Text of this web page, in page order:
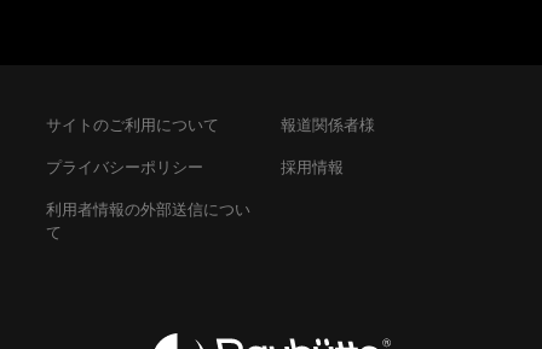
サイトのご利用について
プライバシーポリシー
利用者情報の外部送信につい
て
報道関係者様
採用情報